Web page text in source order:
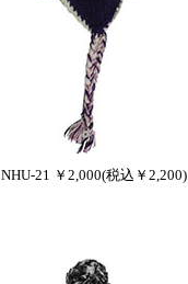
NHU-21 ￥2,000(税込￥2,200)